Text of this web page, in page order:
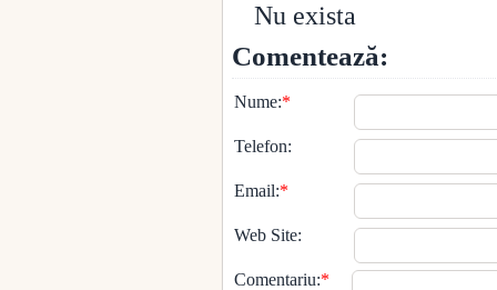
Nu exista
Comentează:
Nume:*
Telefon:
Email:*
Web Site:
Comentariu:*